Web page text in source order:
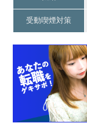
受動喫煙対策